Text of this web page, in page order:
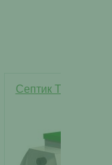
Септик Тверь